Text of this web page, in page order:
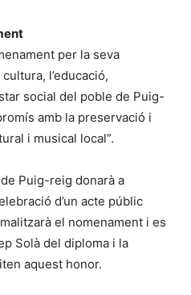
per la seva
l’educació,
social del poble de Puig-
amb la preservació i
i musical local”.
Puig-reig donarà a
d’un acte públic
el nomenament i es
Solà del diploma i la
aquest honor.